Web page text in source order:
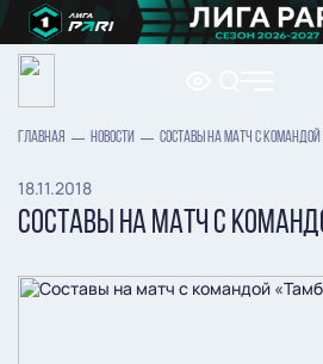
ГЛАВНАЯ НОВОСТИ СОСТАВЫ НА МАТЧ С
18.11.2018
СОСТАВЫ НА МАТЧ С